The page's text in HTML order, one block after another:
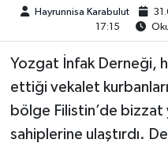
Hayrunnisa Karabulut
17:15
Yozgat İnfak Derneği,
ettiği vekalet
bölge Filistin’de
sahiplerine ulaştırdı.